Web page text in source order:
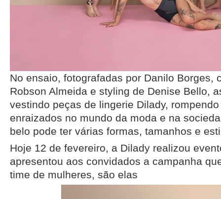
No ensaio, fotografadas por Danilo Borges,
Robson Almeida e styling de Denise Bello,
vestindo peças de lingerie Dilady,
enraizados no mundo da moda e na
belo pode ter várias formas, tamanhos e
Hoje 12 de fevereiro, a Dilady realizou
apresentou aos convidados a campanha
time de mulheres, são elas